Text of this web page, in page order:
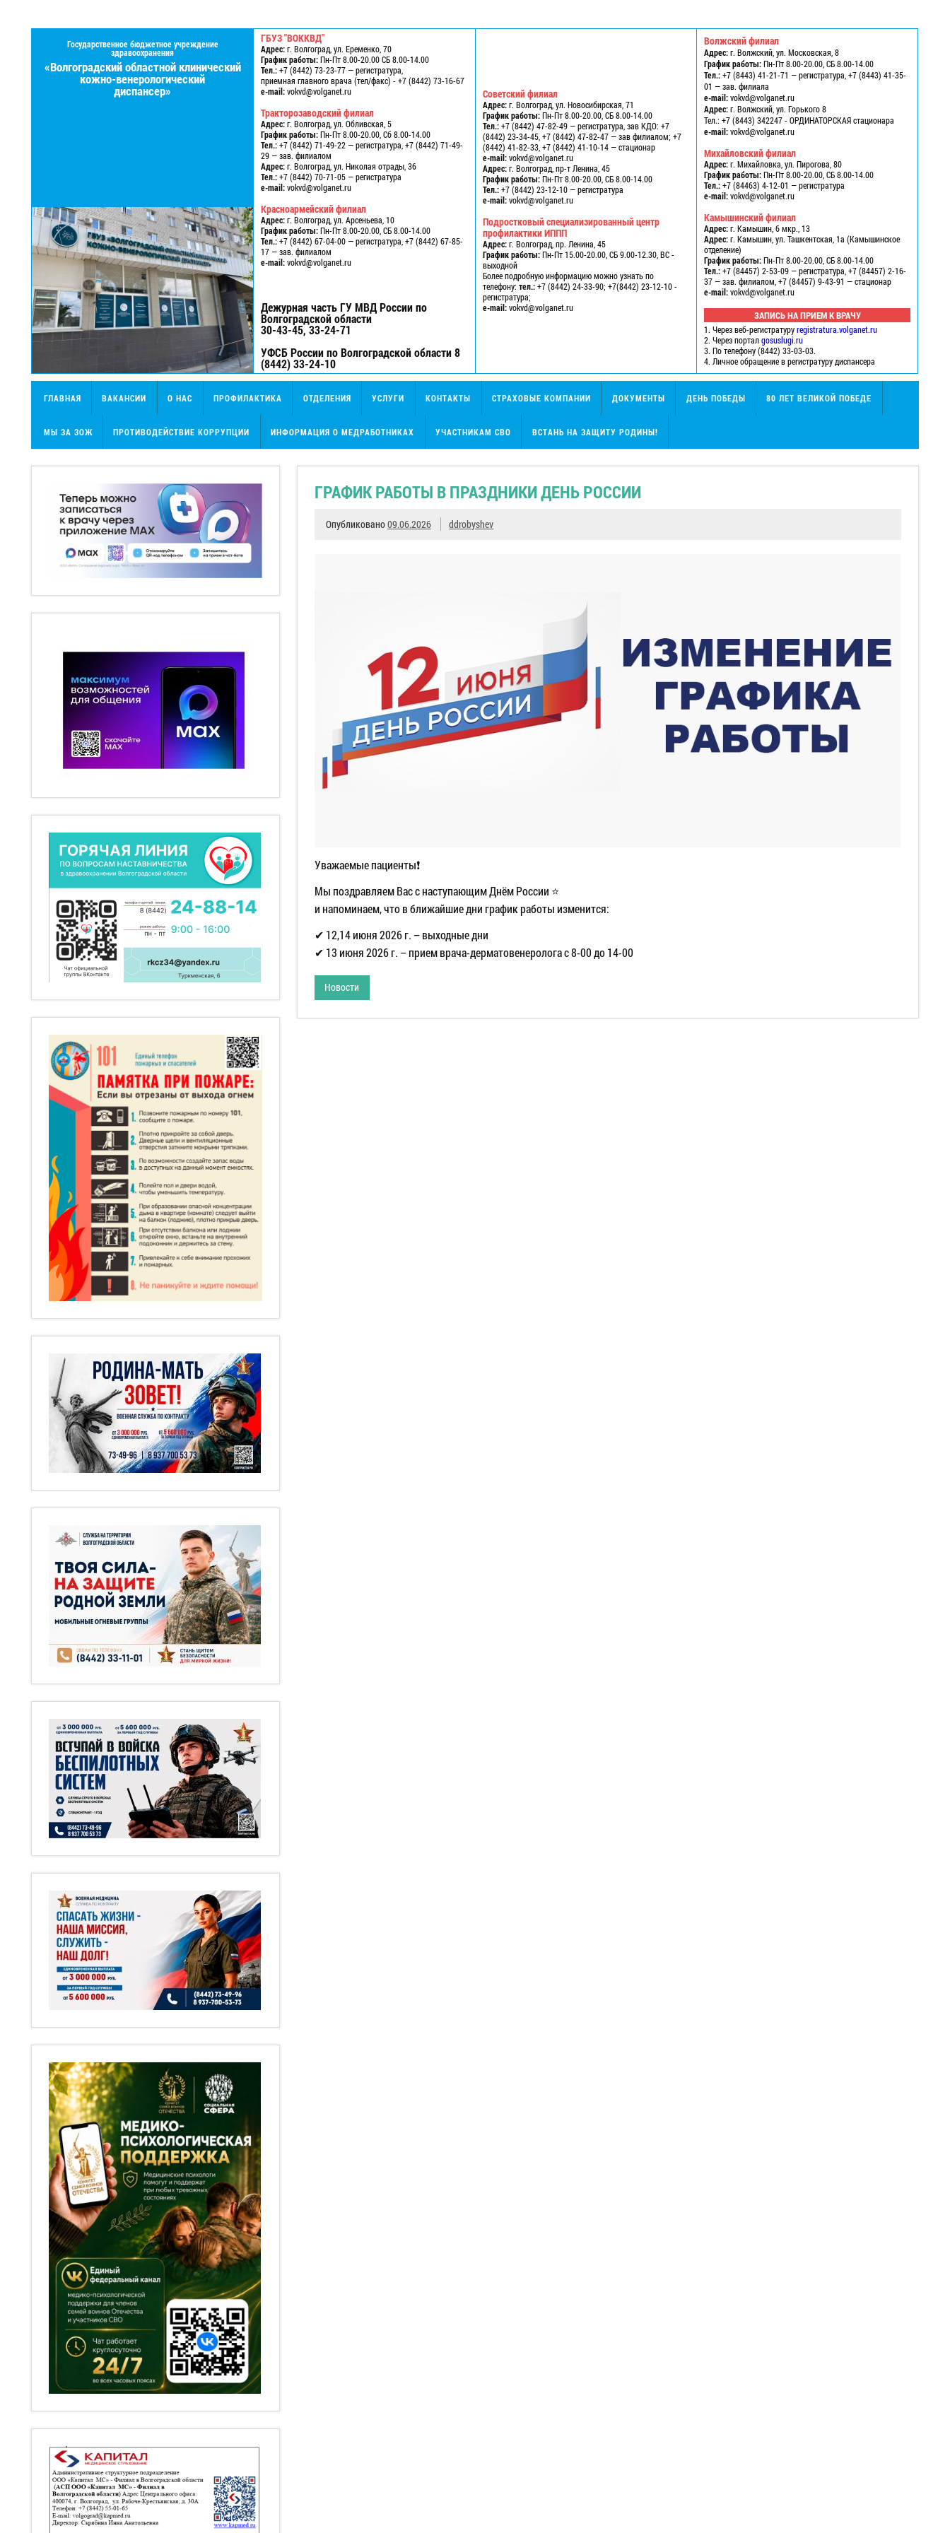
Государственное бюджетное учреждение
здравоохранения
«Волгоградский областной клинический
кожно-венерологический
диспансер»
ГБУЗ "ВОККВД"
Адрес:г. Волгоград, ул. Еременко, 70
График работы:Пн-Пт 8.00-20.00 СБ 8.00-14.00
Тел.:+7 (8442) 73-23-77 — регистратура,
приемная главного врача (тел/факс) - +7 (8442) 73-16-67
e-mail:vokvd@volganet.ru
Тракторозаводский филиал
Адрес:г. Волгоград, ул. Обливская, 5
График работы:Пн-Пт 8.00-20.00, Сб 8.00-14.00
Тел.:+7 (8442) 71-49-22 — регистратура, +7 (8442) 71-49-
29 — зав. филиалом
Адрес:г. Волгоград, ул. Николая отрады, 36
Тел.:+7 (8442) 70-71-05 — регистратура
e-mail:vokvd@volganet.ru
Красноармейский филиал
Адрес:г. Волгоград, ул. Арсеньева, 10
График работы:Пн-Пт 8.00-20.00, СБ 8.00-14.00
Тел.:+7 (8442) 67-04-00 — регистратура, +7 (8442) 67-85-
17 — зав. филиалом
e-mail:vokvd@volganet.ru
Дежурная часть ГУ МВД России по
Волгоградской области
30-43-45, 33-24-71
УФСБ России по Волгоградской области 8
(8442) 33-24-10
Советский филиал
Адрес:г. Волгоград, ул. Новосибирская, 71
График работы:Пн-Пт 8.00-20.00, СБ 8.00-14.00
Тел.:+7 (8442) 47-82-49 — регистратура, зав КДО: +7
(8442) 23-34-45, +7 (8442) 47-82-47 — зав филиалом; +7
(8442) 41-82-33, +7 (8442) 41-10-14 — стационар
e-mail:vokvd@volganet.ru
Адрес:г. Волгоград, пр-т Ленина, 45
График работы:Пн-Пт 8.00-20.00, СБ 8.00-14.00
Тел.:+7 (8442) 23-12-10 — регистратура
e-mail:vokvd@volganet.ru
Подростковый специализированный центр
профилактики ИППП
Адрес:г. Волгоград, пр. Ленина, 45
График работы:Пн-Пт 15.00-20.00, СБ 9.00-12.30, ВС -
выходной
Более подробную информацию можно узнать по
телефону:тел.:+7 (8442) 24-33-90; +7(8442) 23-12-10 -
регистратура;
e-mail:vokvd@volganet.ru
Волжский филиал
Адрес:г. Волжский, ул. Московская, 8
График работы:Пн-Пт 8.00-20.00, СБ 8.00-14.00
Тел.:+7 (8443) 41-21-71 — регистратура, +7 (8443) 41-35-
01 — зав. филиала
e-mail:vokvd@volganet.ru
Адрес:г. Волжский, ул. Горького 8
Тел.: +7 (8443) 342247 - ОРДИНАТОРСКАЯ стационара
e-mail:vokvd@volganet.ru
Михайловский филиал
Адрес:г. Михайловка, ул. Пирогова, 80
График работы:Пн-Пт 8.00-20.00, СБ 8.00-14.00
Тел.:+7 (84463) 4-12-01 — регистратура
e-mail:vokvd@volganet.ru
Камышинский филиал
Адрес:г. Камышин, 6 мкр., 13
Адрес:г. Камышин, ул. Ташкентская, 1а (Камышинское
отделение)
График работы:Пн-Пт 8.00-20.00, СБ 8.00-14.00
Тел.:+7 (84457) 2-53-09 — регистратура, +7 (84457) 2-16-
37 — зав. филиалом, +7 (84457) 9-43-91 — стационар
e-mail:vokvd@volganet.ru
ЗАПИСЬ НА ПРИЕМ К ВРАЧУ
1. Через веб-регистратуруregistratura.volganet.ru
2. Через порталgosuslugi.ru
3. По телефону (8442) 33-03-03.
4. Личное обращение в регистратуру диспансера
ГЛАВНАЯ ВАКАНСИИ О НАС ПРОФИЛАКТИКА ОТДЕЛЕНИЯ УСЛУГИ КОНТАКТЫ СТРАХОВЫЕ КОМПАНИИ ДОКУМЕНТЫ ДЕНЬ ПОБЕДЫ 80 ЛЕТ ВЕЛИКОЙ ПОБЕДЕ
МЫ ЗА ЗОЖ ПРОТИВОДЕЙСТВИЕ КОРРУПЦИИ ИНФОРМАЦИЯ О МЕДРАБОТНИКАХ УЧАСТНИКАМ СВО ВСТАНЬ НА ЗАЩИТУ РОДИНЫ!
ГРАФИК РАБОТЫ В ПРАЗДНИКИ ДЕНЬ РОССИИ
Опубликовано09.06.2026 ddrobyshev
Уважаемые пациенты❗
Мы поздравляем Вас с наступающим Днём России ⭐
и напоминаем, что в ближайшие дни график работы изменится:
✔ 12,14 июня 2026 г. – выходные дни
✔ 13 июня 2026 г. – прием врача-дерматовенеролога с 8-00 до 14-00
Новости